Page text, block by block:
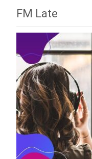
FM Late